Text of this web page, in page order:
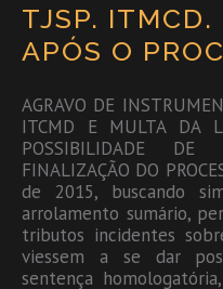
TJSP. ITMCD.
APÓS O
AGRAVO DE
ITCMD E MULTA DA
POSSIBILIDADE DE
FINALIZAÇÃO DO
de 2015, buscando
arrolamento sumário,
tributos incidentes
viessem a se dar
sentença